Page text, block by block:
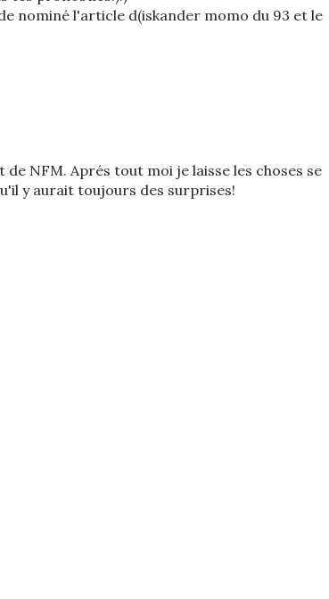
nominé l'article d(iskander momo du 93 et le
NFM. Aprés tout moi je laisse les choses se
y aurait toujours des surprises!